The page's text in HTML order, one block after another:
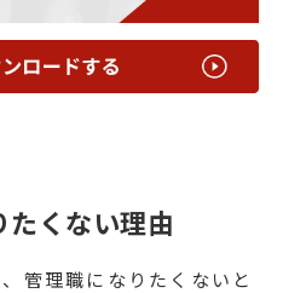
くない理由
管理職になりたくないと